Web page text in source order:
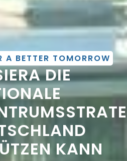
A BETTER TOMORROW
DIE
KANN